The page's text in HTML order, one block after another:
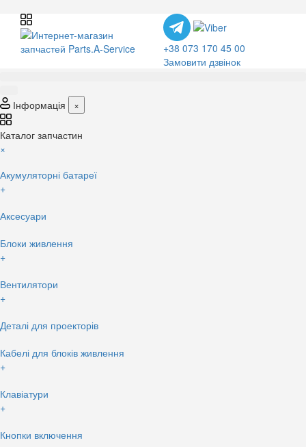
+38 073 170 45 00
Замовити дзвінок
Інформація ×
Каталог запчастин
×
Акумуляторні батареї
+
Аксесуари
Блоки живлення
+
Вентилятори
+
Деталі для проекторів
Кабелі для блоків живлення
+
Клавіатури
+
Кнопки включення